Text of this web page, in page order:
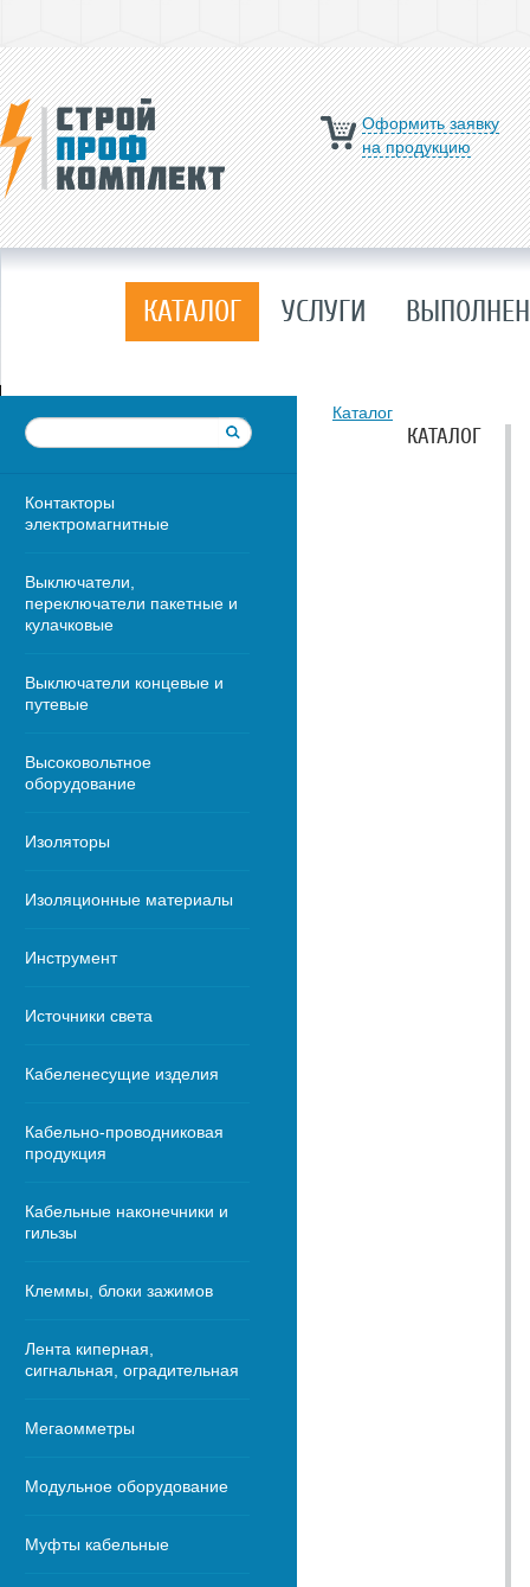
Оформить заявку
на продукцию
КАТАЛОГ УСЛУГИ
Контакторы
электромагнитные
Выключатели,
переключатели пакетные и
кулачковые
Выключатели концевые и
путевые
Высоковольтное
оборудование
Изоляторы
Изоляционные материалы
Инструмент
Источники света
Кабеленесущие изделия
Кабельно-проводниковая
продукция
Кабельные наконечники и
гильзы
Клеммы, блоки зажимов
Лента киперная,
сигнальная, оградительная
Мегаомметры
Модульное оборудование
Муфты кабельные
Каталог
КАТАЛОГ